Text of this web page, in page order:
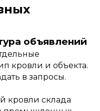
объявлений
кровли и объекта.
в запросы.
кровли склада